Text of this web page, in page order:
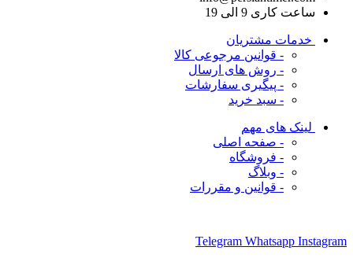
ساعت کاری 9 الی 19
خدمات مشتریان
- قوانین مرجوعی کالا
- روش های ارسال
- پیگیری سفارشات
- سبد خرید
لینک های مهم
- صفحه اصلی
- فروشگاه
- وبلاگ
- قوانین و مقررات
Telegram Whatsapp Instagram